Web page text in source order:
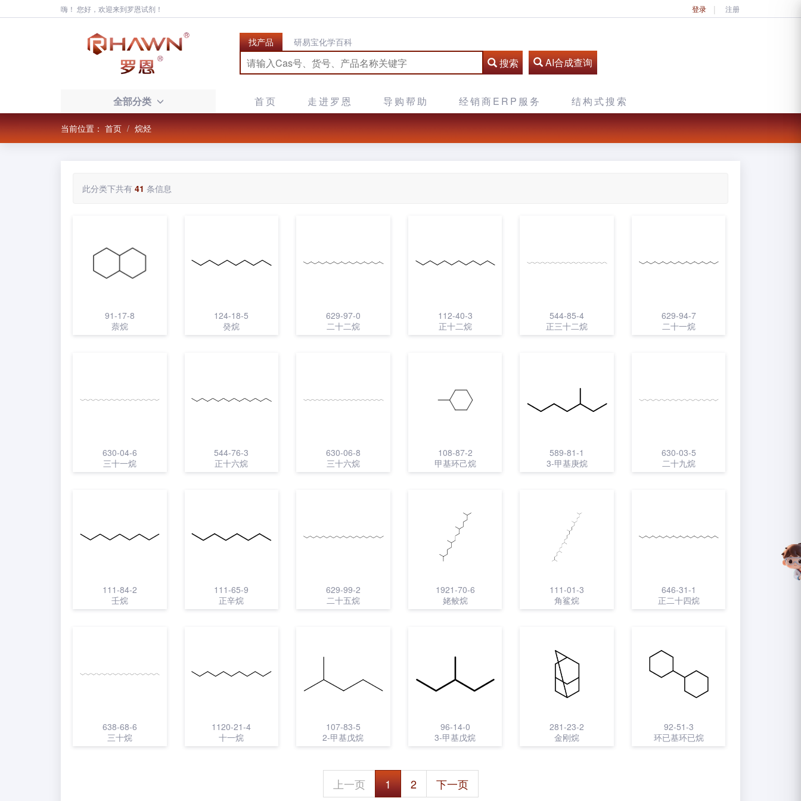
嗨！ 您好，欢迎来到罗恩试剂！ 登录 注册
找产品 研易宝化学百科
搜索 AI合成查询
全部分类 首页 走进罗恩 导购帮助 经销商ERP服务 结构式搜索
当前位置：首页 烷烃
此分类下共有 41 条信息
91-17-8
萘烷
124-18-5
癸烷
629-97-0
二十二烷
112-40-3
正十二烷
544-85-4
正三十二烷
629-94-7
二十一烷
630-04-6
三十一烷
544-76-3
正十六烷
630-06-8
三十六烷
108-87-2
甲基环己烷
589-81-1
3-甲基庚烷
630-03-5
二十九烷
111-84-2
壬烷
111-65-9
正辛烷
629-99-2
二十五烷
1921-70-6
姥鲛烷
111-01-3
角鲨烷
646-31-1
正二十四烷
638-68-6
三十烷
1120-21-4
十一烷
107-83-5
2-甲基戊烷
96-14-0
3-甲基戊烷
281-23-2
金刚烷
92-51-3
环已基环已烷
上一页 1 2 下一页